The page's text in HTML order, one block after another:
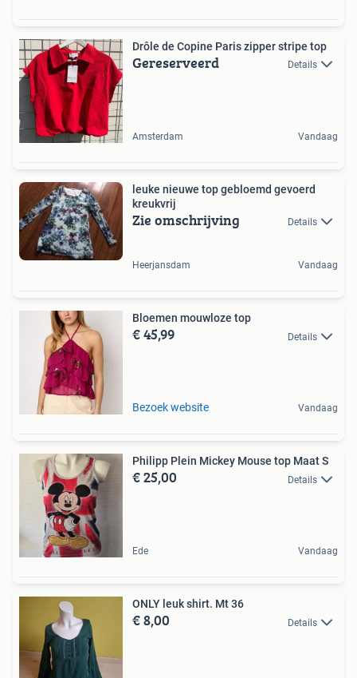
Drôle de Copine Paris zipper stripe top
Gereserveerd Details
Amsterdam Vandaag
leuke nieuwe top gebloemd gevoerd
kreukvrij
Zie omschrijving Details
Heerjansdam Vandaag
Bloemen mouwloze top
€ 45,99 Details
Bezoek website Vandaag
Philipp Plein Mickey Mouse top Maat S
€ 25,00 Details
Ede Vandaag
ONLY leuk shirt. Mt 36
€ 8,00 Details